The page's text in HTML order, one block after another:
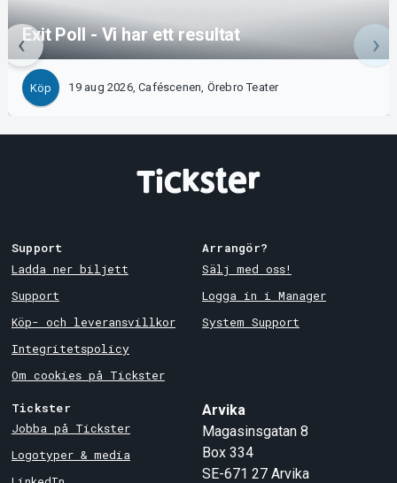
Exit Poll - Vi har ett resultat
Köp 19 aug 2026, Caféscenen, Örebro Teater
Support
Ladda ner biljett
Support
Köp- och leveransvillkor
Integritetspolicy
Om cookies på Tickster
Arrangör?
Sälj med oss!
Logga in i Manager
System Support
Tickster
Jobba på Tickster
Logotyper & media
Arvika
Magasinsgatan 8
Box 334
SE-671 27 Arvika